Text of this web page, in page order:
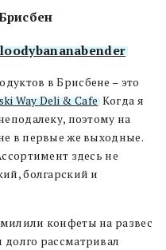
в Брисбене – это
Way Deli & Cafe. Когда я
поэтому на
в первые же выходные.
здесь не
болгарский и
конфеты на развес
рассматривал